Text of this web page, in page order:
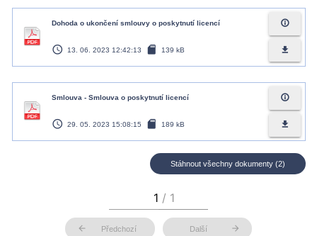
Dohoda o ukončení smlouvy o poskytnutí licencí
access_time 13. 06. 2023 12:42:13 sd_card 139 kB
info_outline
file_download
Smlouva - Smlouva o poskytnutí licencí
access_time 29. 05. 2023 15:08:15 sd_card 189 kB
info_outline
file_download
Stáhnout všechny dokumenty (2)
arrow_back Předchozí Další arrow_forward